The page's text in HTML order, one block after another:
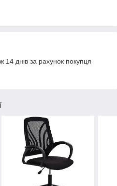
днів за рахунок покупця